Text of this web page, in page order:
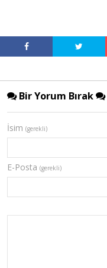
Bir Yorum Bırak
İsim (gerekli)
E-Posta (gerekli)